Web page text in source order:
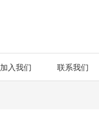
加入我们 联系我们